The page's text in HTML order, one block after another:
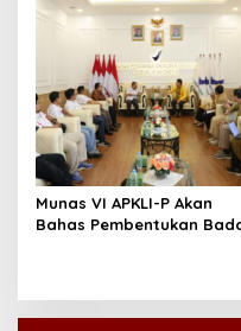
Munas VI APKLI-P Akan
Bahas Pembentukan